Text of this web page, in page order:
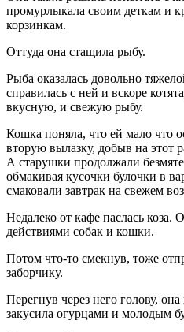
промурлыкала своим деткам и
корзинкам.
Оттуда она стащила рыбу.
Рыба оказалась довольно
справилась с ней и вскоре
вкусную, и свежую рыбу.
Кошка поняла, что ей мало что
вторую вылазку, добыв на этот
А старушки продолжали
обмакивая кусочки булочки в
смаковали завтрак на свежем
Недалеко от кафе паслась коза.
действиями собак и кошки.
Потом что-то смекнув, тоже
заборчику.
Перегнув через него голову,
закусила огурцами и молодым